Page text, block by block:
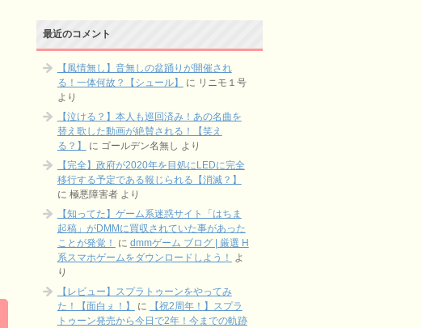
最近のコメント
【風情無し】音無しの盆踊りが開催され
る！一体何故？【シュール】
に リニモ１号
より
【泣ける？】本人も巡回済み！あの名曲を
替え歌した動画が絶賛される！【笑え
る？】
に ゴールデン名無し より
【完全】政府が2020年を目処にLEDに完全
移行する予定である報じられる【消滅？】
に 極悪障害者より
【知ってた】ゲーム系迷惑サイト「はちま
起稿」がDMMに買収されていた事があった
ことが発覚！
に dmmゲーム ブログ | 厳選 H
系スマホゲームをダウンロードしよう！
よ
り
【レビュー】スプラトゥーンをやってみ
た！【面白ぇ！】
に
【祝2周年！】スプラ
トゥーン発売から今日で2年！今までの軌跡